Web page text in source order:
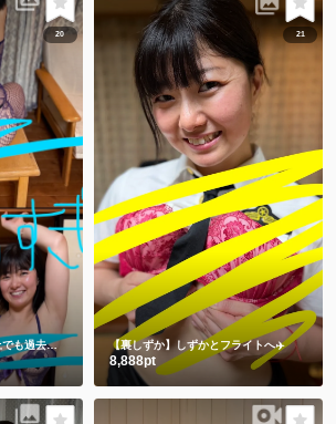
20
【裏しずか】裏しずか史上でも過去一を争う攻めすぎ写真集😂㊙️
21
【裏しずか】しずかとフライトへ✈️
8,888pt